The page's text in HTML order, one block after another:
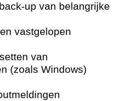
up van belangrijke
vastgelopen
van
(zoals Windows)